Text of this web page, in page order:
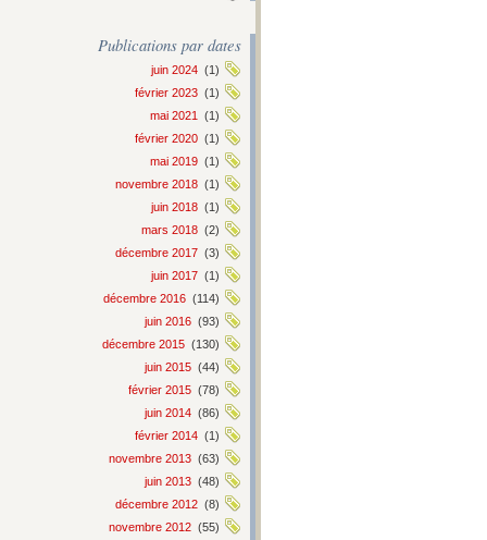
Publications par dates
juin 2024 (1)
février 2023 (1)
mai 2021
(1)
février 2020 (1)
mai 2019 (1)
novembre 2018 (1)
juin 2018 (1)
mars 2018 (2)
décembre 2017 (3)
juin 2017 (1)
décembre 2016 (114)
juin 2016 (93)
décembre 2015 (130)
juin 2015 (44)
février 2015 (78)
juin 2014 (86)
février 2014 (1)
novembre 2013 (63)
juin 2013 (48)
décembre 2012 (8)
novembre 2012 (55)